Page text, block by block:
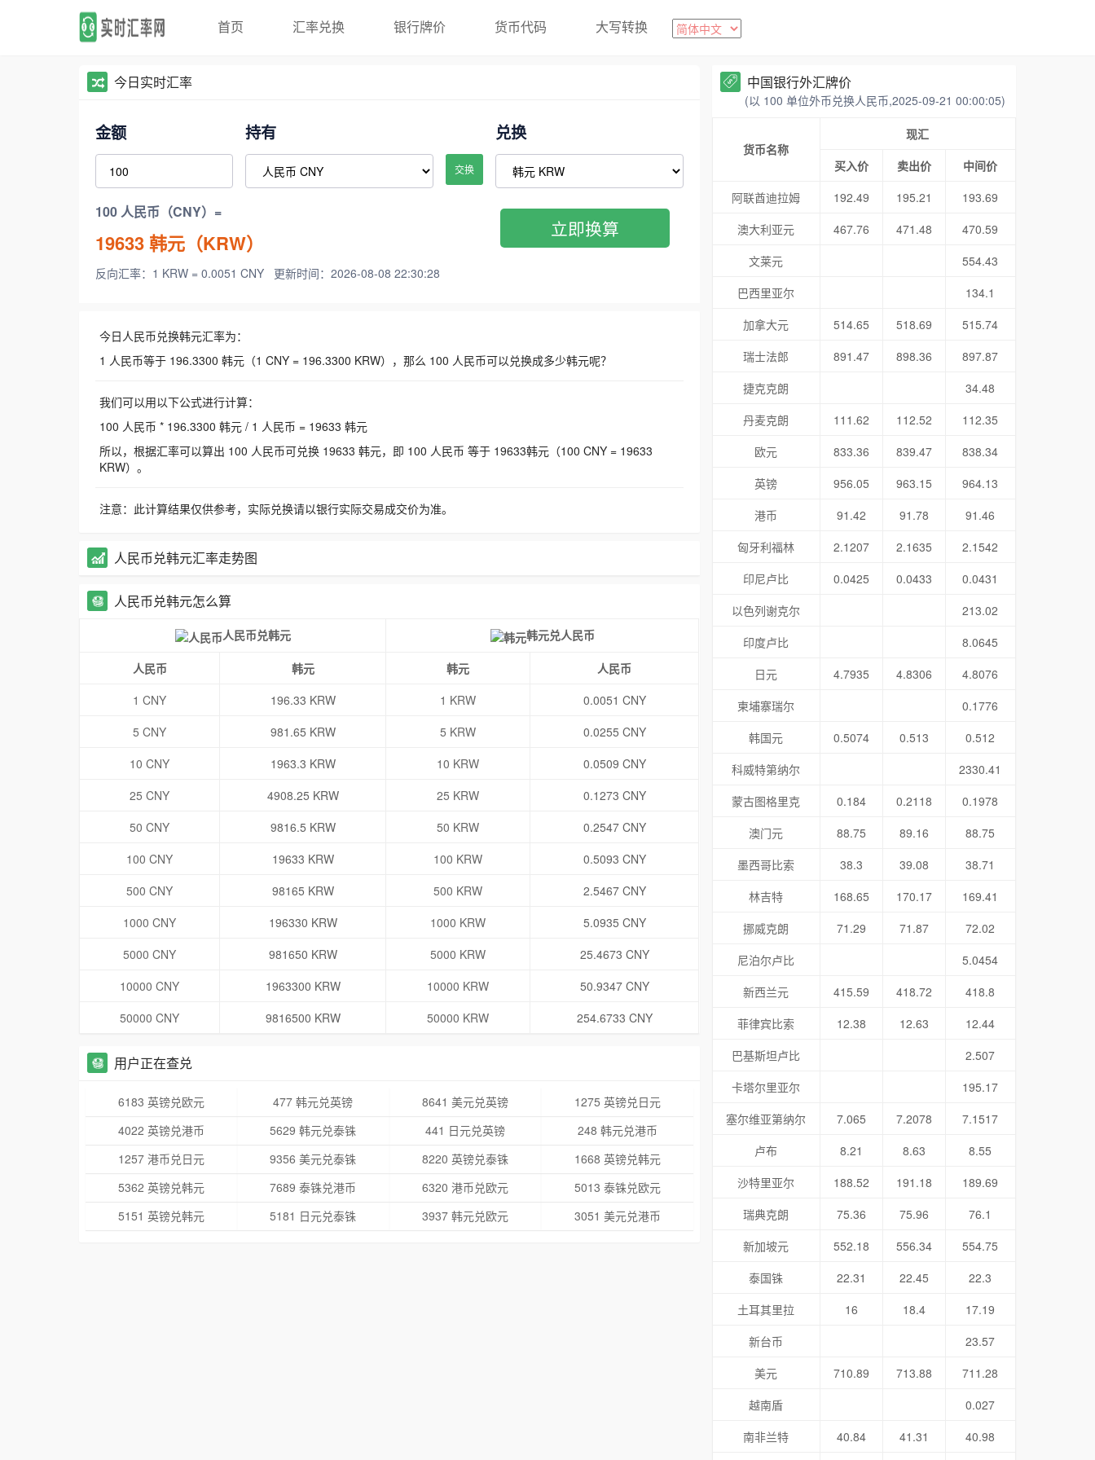
首页 汇率兑换 银行牌价 货币代码 大写转换
今日实时汇率
金额 持有
交换
兑换
100 人民币（CNY）=
19633韩元（KRW）
反向汇率：1 KRW = 0.0051 CNY 更新时间：2026-08-08 22:30:28
立即换算
今日人民币兑换韩元汇率为：
1 人民币等于 196.3300 韩元（1 CNY = 196.3300 KRW），那么 100 人民币可以兑换成多少韩元呢？
我们可以用以下公式进行计算：
100 人民币 * 196.3300 韩元 / 1 人民币 = 19633 韩元
所以，根据汇率可以算出 100 人民币可兑换 19633 韩元，即 100 人民币 等于 19633韩元（100 CNY = 19633
KRW）。
注意：此计算结果仅供参考，实际兑换请以银行实际交易成交价为准。
人民币兑韩元汇率走势图
人民币兑韩元怎么算
人民币兑韩元 韩元兑人民币
人民币 韩元 韩元
人民币
1 CNY
196.33 KRW 1 KRW
0.0051 CNY
5 CNY
981.65 KRW 5 KRW
0.0255 CNY
10 CNY
1963.3 KRW 10 KRW
0.0509 CNY
25 CNY
4908.25 KRW 25 KRW
0.1273 CNY
50 CNY
9816.5 KRW 50 KRW
0.2547 CNY
100 CNY
19633 KRW 100 KRW
0.5093 CNY
500 CNY
98165 KRW 500 KRW
2.5467 CNY
1000 CNY
196330 KRW 1000 KRW
5.0935 CNY
5000 CNY
981650 KRW 5000 KRW
25.4673 CNY
10000 CNY
1963300 KRW 10000 KRW
50.9347 CNY
50000 CNY
9816500 KRW 50000 KRW 254.6733 CNY
用户正在查兑
6183 英镑兑欧元 477 韩元兑英镑 8641 美元兑英镑
1275 英镑兑日元
4022 英镑兑港币
5629 韩元兑泰铢 441 日元兑英镑
248 韩元兑港币
1257 港币兑日元
9356 美元兑泰铢 8220 英镑兑泰铢
1668 英镑兑韩元
5362 英镑兑韩元
7689 泰铢兑港币 6320 港币兑欧元
5013 泰铢兑欧元
5151 英镑兑韩元
5181 日元兑泰铢 3937 韩元兑欧元 3051 美元兑港币
中国银行外汇牌价
(以 100 单位外币兑换人民币,2025-09-21 00:00:05)
货币名称
现汇
买入价
卖出价
中间价
阿联酋迪拉姆
192.49 195.21
193.69
澳大利亚元
467.76 471.48
470.59
文莱元
554.43
巴西里亚尔
134.1
加拿大元
514.65 518.69
515.74
瑞士法郎
891.47 898.36
897.87
捷克克朗
34.48
丹麦克朗
111.62 112.52
112.35
欧元
833.36 839.47
838.34
英镑
956.05 963.15
964.13
港币
91.42 91.78
91.46
匈牙利福林
2.1207 2.1635
2.1542
印尼卢比
0.0425 0.0433
0.0431
以色列谢克尔
213.02
印度卢比
8.0645
日元
4.7935 4.8306
4.8076
柬埔寨瑞尔
0.1776
韩国元
0.5074 0.513
0.512
科威特第纳尔
2330.41
蒙古图格里克
0.184 0.2118
0.1978
澳门元
88.75 89.16
88.75
墨西哥比索
38.3 39.08
38.71
林吉特
168.65 170.17
169.41
挪威克朗
71.29 71.87
72.02
尼泊尔卢比
5.0454
新西兰元
415.59 418.72
418.8
菲律宾比索
12.38 12.63
12.44
巴基斯坦卢比
2.507
卡塔尔里亚尔
195.17
塞尔维亚第纳尔
7.065 7.2078
7.1517
卢布
8.21 8.63
8.55
沙特里亚尔
188.52 191.18
189.69
瑞典克朗
75.36 75.96
76.1
新加坡元
552.18 556.34
554.75
泰国铢
22.31 22.45
22.3
土耳其里拉
16 18.4
17.19
新台币
23.57
美元
710.89 713.88
711.28
越南盾
0.027
南非兰特
40.84 41.31 40.98